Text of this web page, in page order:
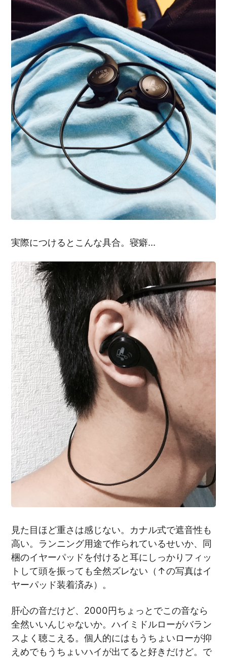
実際につけるとこんな具合。寝癖…
見た目ほど重さは感じない。カナル式で遮音性も
高い。ランニング用途で作られているせいか、同
梱のイヤーパッドを付けると耳にしっかりフィッ
トして頭を振っても全然ズレない（↑の写真はイ
ヤーパッド装着済み）。
肝心の音だけど、2000円ちょっとでこの音なら
全然いいんじゃないか。ハイミドルローがバラン
スよく聴こえる。個人的にはもうちょいローが抑
えめでもうちょいハイが出てると好きだけど。で